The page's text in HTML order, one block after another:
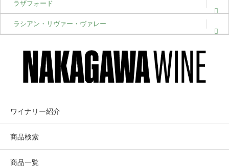
ラザフォード
ラシアン・リヴァー・ヴァレー
ワイナリー紹介
商品検索
商品一覧